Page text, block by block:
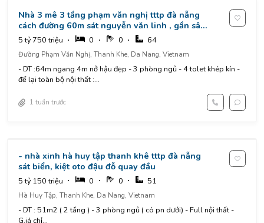
Nhà 3 mê 3 tầng phạm văn nghị tttp đà nẵng
cách đường 60m sát nguyễn văn linh , gần sân
bay , cầu rồng , tiện ích xung quanh
5 tỷ 750 triệu 0 0 64
Đường Phạm Văn Nghị, Thanh Khe, Da Nang, Vietnam
- DT :64m ngang 4m nở hậu đẹp - 3 phòng ngủ - 4 tolet khép kín -
để lại toàn bộ nội thất :...
1 tuần trước
- nhà xinh hà huy tập thanh khê tttp đà nẵng
sát biển, kiệt oto đậu đỗ quay đầu
5 tỷ 150 triệu 0 0 51
Hà Huy Tập, Thanh Khe, Da Nang, Vietnam
- DT : 51m2 ( 2 tầng ) - 3 phòng ngủ ( có pn dưới) - Full nội thất -
G.iá chỉ...